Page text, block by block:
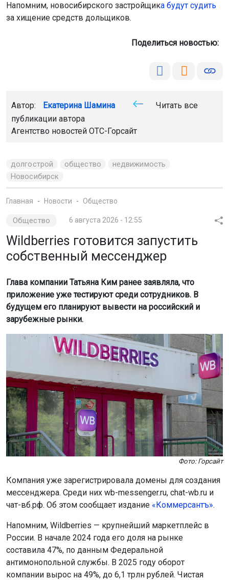
Напомним, новосибирского застройщика будут судить
за хищение средств дольщиков.
Поделиться новостью:
Автор: Екатерина Шамина
Читать все
публикации автора
Агентство новостей ОТС-Горсайт
долгострой общество
недвижимость
Новосибирск
Главная Новости Общество
Общество 6 августа 2026 - 12:55
Wildberries готовится запустить
собственный мессенджер
Глава компании Татьяна Ким ранее заявляла, что
приложение уже тестируют среди сотрудников. В
будущем его планируют вывести на российский и
зарубежные рынки.
Фото: Горсайт
Компания уже зарегистрировала домены для создания
мессенджера. Среди них wb-messenger.ru, chat-wb.ru и
чат-вб.рф. Об этом сообщает издание «Коммерсантъ».
Напомним, Wildberries — крупнейший маркетплейс в
России. В начале 2024 года его доля на рынке
составила 47%, по данным Федеральной
антимонопольной службы. В 2025 году оборот
компании вырос на 49%, до 6,1 трлн рублей. Чистая